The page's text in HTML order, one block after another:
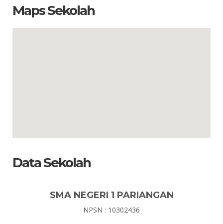
Maps Sekolah
Data Sekolah
SMA NEGERI 1 PARIANGAN
NPSN : 10302436